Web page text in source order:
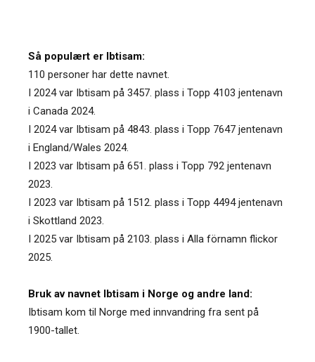
Så populært er Ibtisam:
110 personer har dette navnet.
I 2024 var Ibtisam på 3457. plass i Topp 4103 jentenavn
i Canada 2024.
I 2024 var Ibtisam på 4843. plass i Topp 7647 jentenavn
i England/Wales 2024.
I 2023 var Ibtisam på 651. plass i Topp 792 jentenavn
2023.
I 2023 var Ibtisam på 1512. plass i Topp 4494 jentenavn
i Skottland 2023.
I 2025 var Ibtisam på 2103. plass i Alla förnamn flickor
2025.
Bruk av navnet Ibtisam i Norge og andre land:
Ibtisam kom til Norge med innvandring fra sent på
1900-tallet.